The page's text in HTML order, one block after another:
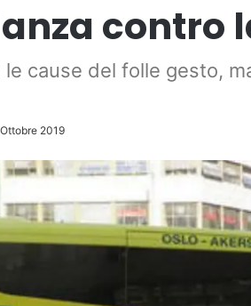
contro
le cause del folle gesto,
2019